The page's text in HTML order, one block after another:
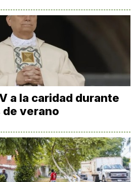
a la caridad durante
verano